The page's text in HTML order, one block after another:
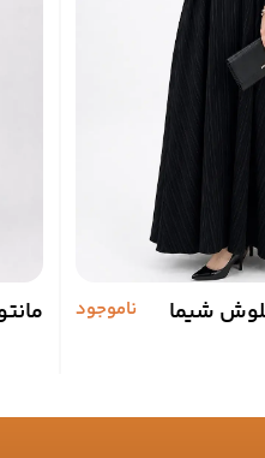
شیما
ناموجود